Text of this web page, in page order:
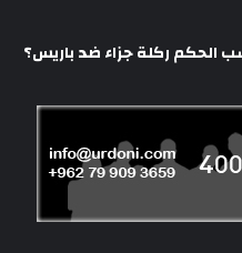
الحكم ركلة جزاء ضد باريس؟